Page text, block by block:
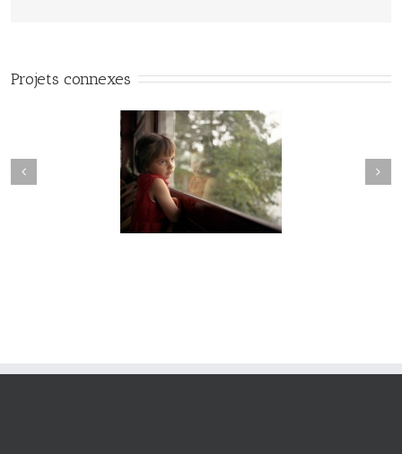
Projets connexes
Hesychia #021